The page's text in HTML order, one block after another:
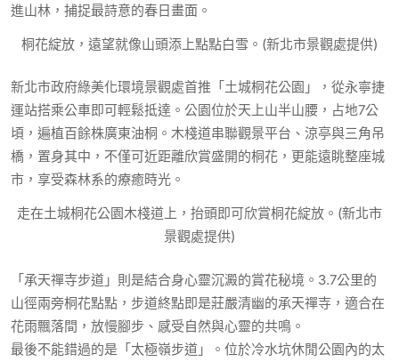
進山林，捕捉最詩意的春日畫面。
桐花綻放，遠望就像山頭添上點點白雪。(新北市景觀處提供)
新北市政府綠美化環境景觀處首推「土城桐花公園」，從永寧捷
運站搭乘公車即可輕鬆抵達。公園位於天上山半山腰，占地7公
頃，遍植百餘株廣東油桐。木棧道串聯觀景平台、涼亭與三角吊
橋，置身其中，不僅可近距離欣賞盛開的桐花，更能遠眺整座城
市，享受森林系的療癒時光。
走在土城桐花公園木棧道上，抬頭即可欣賞桐花綻放。(新北市
景觀處提供)
「承天禪寺步道」則是結合身心靈沉澱的賞花秘境。3.7公里的
山徑兩旁桐花點點，步道終點即是莊嚴清幽的承天禪寺，適合在
花雨飄落間，放慢腳步、感受自然與心靈的共鳴。
最後不能錯過的是「太極嶺步道」。位於冷水坑休閒公園內的太